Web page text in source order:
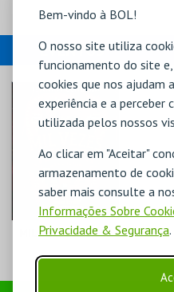
Bem-vindo à BOL!
O nosso site utiliza
funcionamento do site
cookies que nos ajudam
experiência e a
utilizada pelos nossos
Ao clicar em "Aceitar"
armazenamento de
saber mais consulte a
Informações Sobre
Privacidade & Segurança.
EVENTOS
MIL VEZES REVISTA